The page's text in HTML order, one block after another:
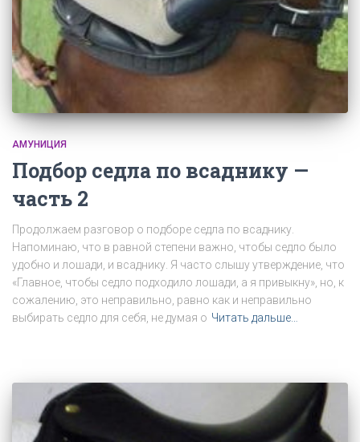
АМУНИЦИЯ
Подбор седла по всаднику —
часть 2
Продолжаем разговор о подборе седла по всаднику.
Напоминаю, что в равной степени важно, чтобы седло было
удобно и лошади, и всаднику. Я часто слышу утверждение, что
«Главное, чтобы седло подходило лошади, а я привыкну», но, к
сожалению, это неправильно, равно как и неправильно
выбирать седло для себя, не думая о Читать дальше…